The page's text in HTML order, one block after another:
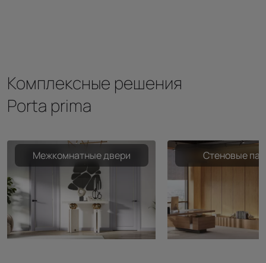
Комплексные решения
Porta prima
Межкомнатные двери Стеновые